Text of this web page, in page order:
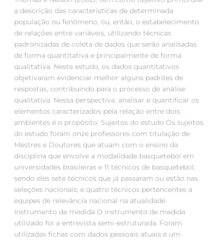
a descrição das características de determinada
população ou fenômeno, ou, então, o estabelecimento
de relações entre variáveis, utilizando técnicas
padronizadas de coleta de dados que serão analisadas
de forma quantitativa e principalmente de forma
qualitativa. Neste estudo, os dados quantitativos
objetivaram evidenciar melhor alguns padrões de
respostas, contribuindo para o processo de análise
qualitativa. Nessa perspectiva, analisar e quantificar os
elementos caracterizados pela relação entre dois
ambientes é o propósito. Sujeitos do estudo Os sujeitos
do estudo foram onze professores com titulação de
Mestres e Doutores que atuam com o ensino da
disciplina que envolve a modalidade basquetebol em
universidades brasileiras e 11 técnicos de basquetebol;
sendo eles sete técnicos que já passaram ou estão nas
seleções nacionais; e quatro técnicos pertencentes a
equipes de relevância nacional na atualidade.
Instrumento de medida O instrumento de medida
utilizado foi a entrevista semi-estruturada. Foram
utilizadas fichas com dados pessoais atuais e um